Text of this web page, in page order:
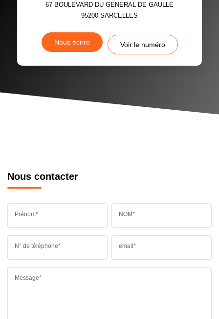
67 BOULEVARD DU GENERAL DE GAULLE
95200 SARCELLES
Nous écrire Voir le numéro
Nous contacter
Prénom* NOM*
N° de téléphone* email*
Message*